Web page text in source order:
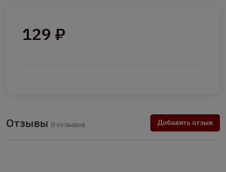
129 ₽
Отзывы 0 отзывов Добавить отзыв